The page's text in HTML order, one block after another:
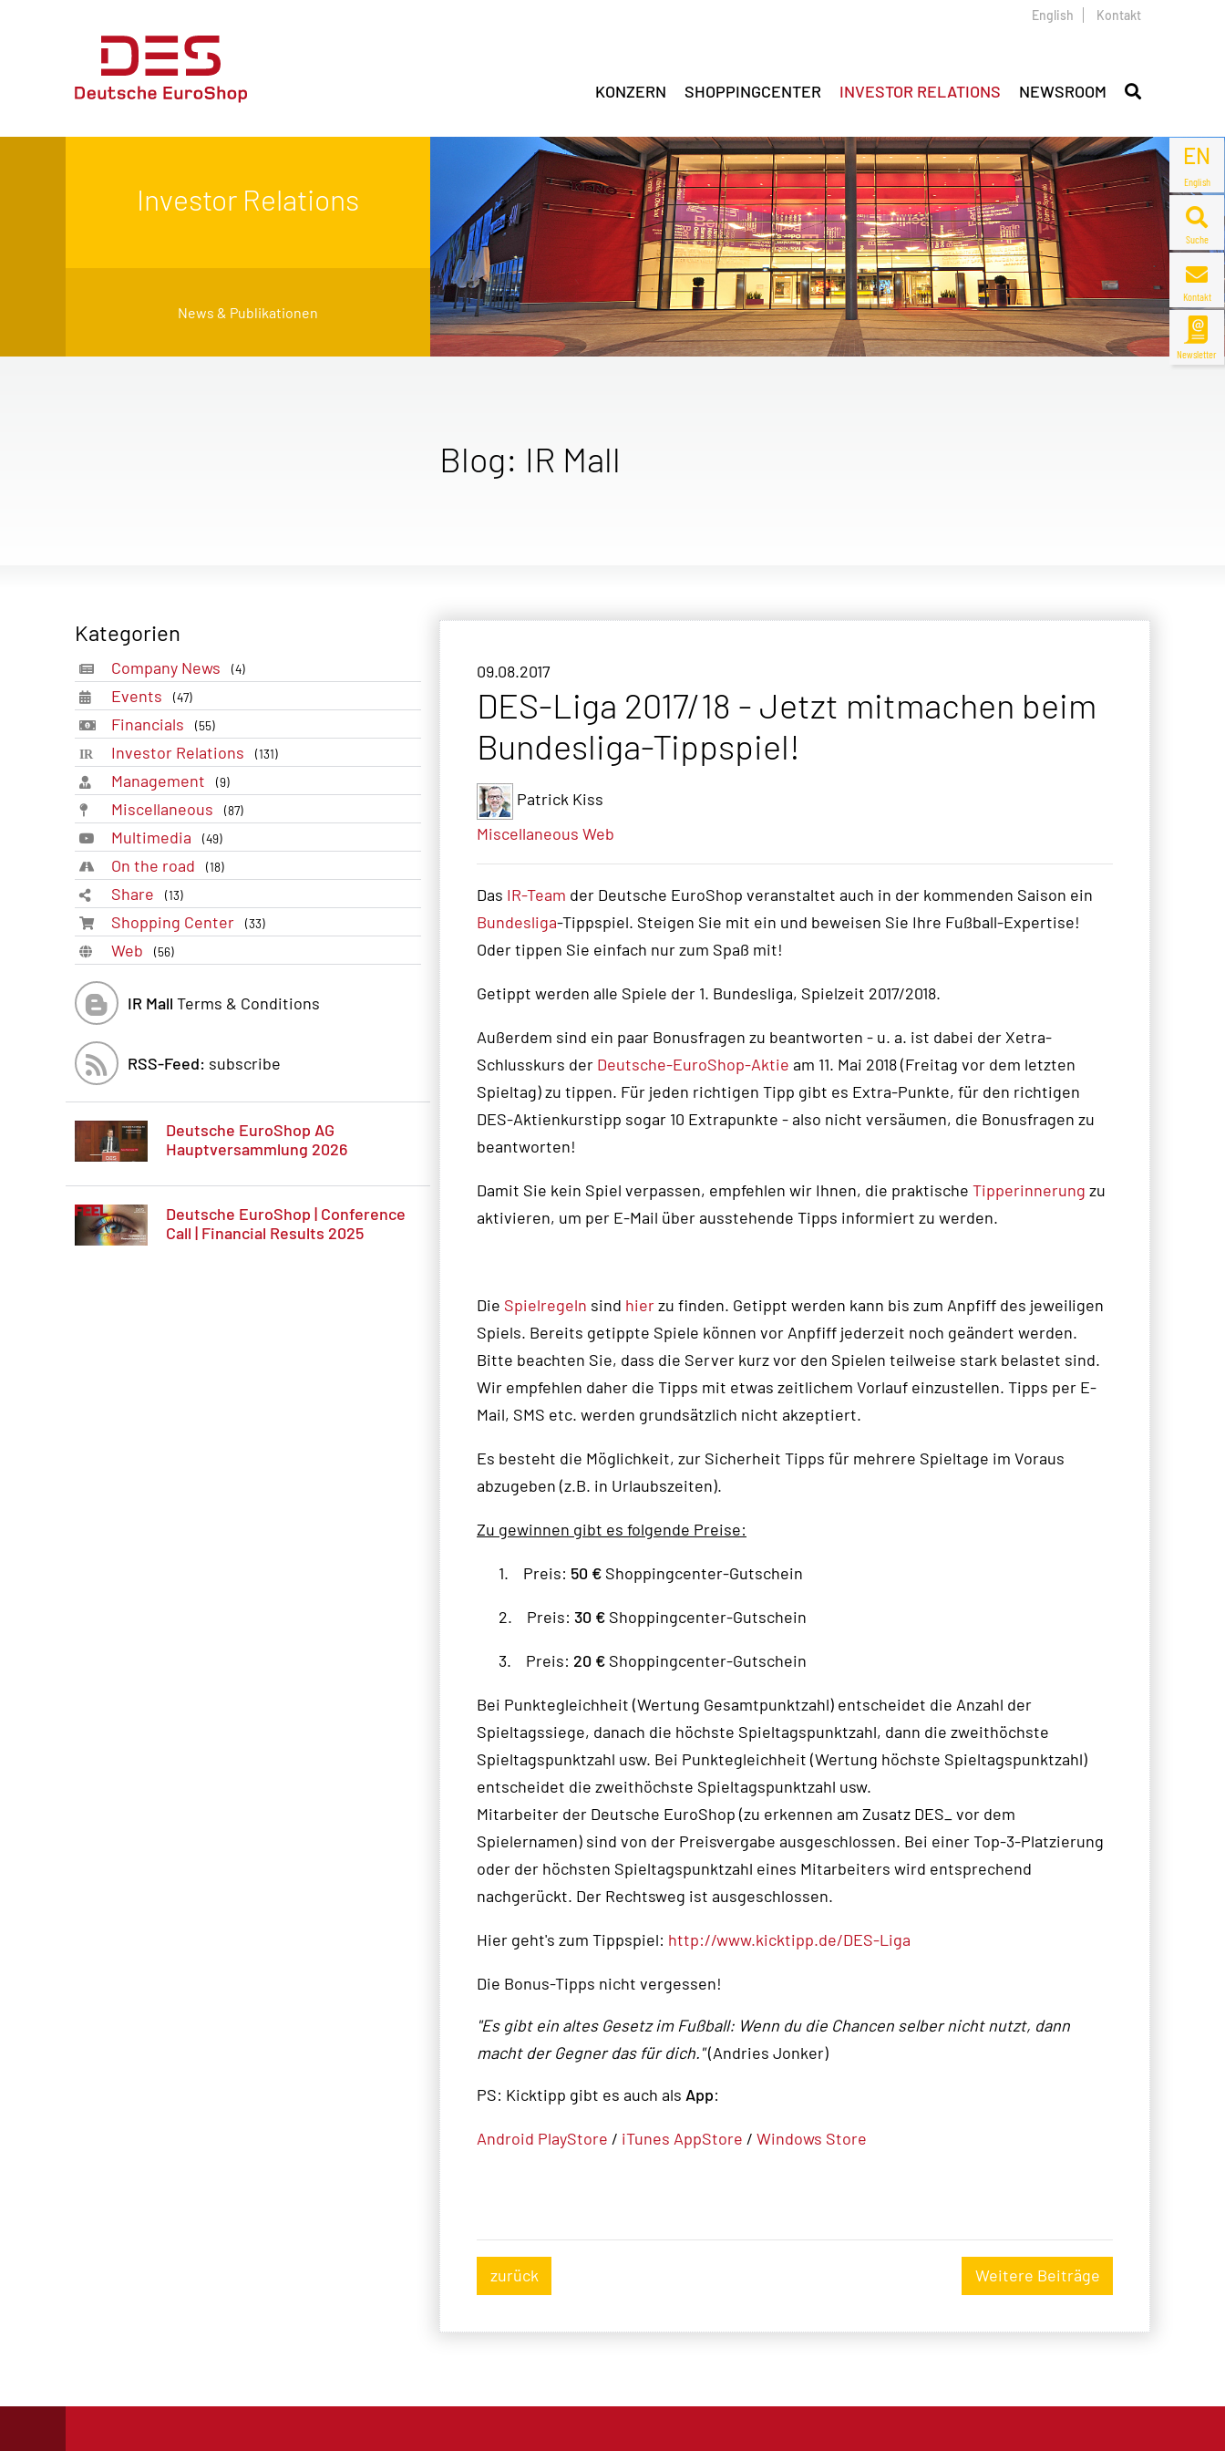
EN
English
Suche
Kontakt
Newsletter
English Kontakt
KONZERN SHOPPINGCENTER INVESTOR RELATIONS NEWSROOM
Investor Relations
News & Publikationen
Blog: IR Mall
Kategorien
Company News (4)
Events (47)
Financials (55)
Investor Relations (131)
Management (9)
Miscellaneous (87)
Multimedia (49)
On the road (18)
Share (13)
Shopping Center (33)
Web (56)
IR Mall Terms & Conditions
RSS-Feed: subscribe
Deutsche EuroShop AG
Hauptversammlung 2026
Deutsche EuroShop | Conference
Call | Financial Results 2025
09.08.2017
DES-Liga 2017/18 - Jetzt mitmachen beim
Bundesliga-Tippspiel!
Patrick Kiss
Miscellaneous Web
Das IR-Team der Deutsche EuroShop veranstaltet auch in der kommenden Saison ein
Bundesliga-Tippspiel. Steigen Sie mit ein und beweisen Sie Ihre Fußball-Expertise!
Oder tippen Sie einfach nur zum Spaß mit!
Getippt werden alle Spiele der 1. Bundesliga, Spielzeit 2017/2018.
Außerdem sind ein paar Bonusfragen zu beantworten - u. a. ist dabei der Xetra-
Schlusskurs der Deutsche-EuroShop-Aktie am 11. Mai 2018 (Freitag vor dem letzten
Spieltag) zu tippen. Für jeden richtigen Tipp gibt es Extra-Punkte, für den richtigen
DES-Aktienkurstipp sogar 10 Extrapunkte - also nicht versäumen, die Bonusfragen zu
beantworten!
Damit Sie kein Spiel verpassen, empfehlen wir Ihnen, die praktische Tipperinnerung zu
aktivieren, um per E-Mail über ausstehende Tipps informiert zu werden.
Die Spielregeln sind hierzu finden. Getippt werden kann bis zum Anpfiff des jeweiligen
Spiels. Bereits getippte Spiele können vor Anpfiff jederzeit noch geändert werden.
Bitte beachten Sie, dass die Server kurz vor den Spielen teilweise stark belastet sind.
Wir empfehlen daher die Tipps mit etwas zeitlichem Vorlauf einzustellen. Tipps per E-
Mail, SMS etc. werden grundsätzlich nicht akzeptiert.
Es besteht die Möglichkeit, zur Sicherheit Tipps für mehrere Spieltage im Voraus
abzugeben (z.B. in Urlaubszeiten).
Zu gewinnen gibt es folgende Preise:
1. Preis: 50 € Shoppingcenter-Gutschein
2. Preis: 30 € Shoppingcenter-Gutschein
3. Preis: 20 € Shoppingcenter-Gutschein
Bei Punktegleichheit (Wertung Gesamtpunktzahl) entscheidet die Anzahl der
Spieltagssiege, danach die höchste Spieltagspunktzahl, dann die zweithöchste
Spieltagspunktzahl usw. Bei Punktegleichheit (Wertung höchste Spieltagspunktzahl)
entscheidet die zweithöchste Spieltagspunktzahl usw.
Mitarbeiter der Deutsche EuroShop (zu erkennen am Zusatz DES_ vor dem
Spielernamen) sind von der Preisvergabe ausgeschlossen. Bei einer Top-3-Platzierung
oder der höchsten Spieltagspunktzahl eines Mitarbeiters wird entsprechend
nachgerückt. Der Rechtsweg ist ausgeschlossen.
Hier geht's zum Tippspiel: http://www.kicktipp.de/DES-Liga
Die Bonus-Tipps nicht vergessen!
"Es gibt ein altes Gesetz im Fußball: Wenn du die Chancen selber nicht nutzt, dann
macht der Gegner das für dich."(Andries Jonker)
PS: Kicktipp gibt es auch als App:
Android PlayStore / iTunes AppStore / Windows Store
zurück Weitere Beiträge